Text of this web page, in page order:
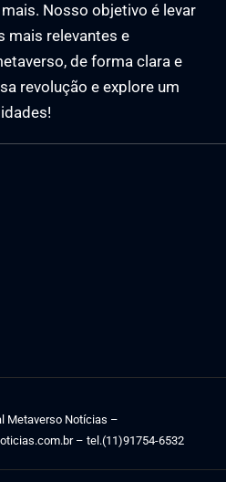
Nosso objetivo é levar
mais relevantes e
de forma clara e
revolução e explore um
Metaverso Notícias –
– tel.(11)91754-6532